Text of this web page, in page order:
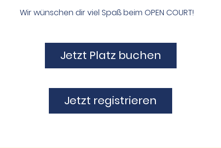
Wir wünschen dir viel Spaß beim OPEN COURT!
Jetzt Platz buchen
Jetzt registrieren